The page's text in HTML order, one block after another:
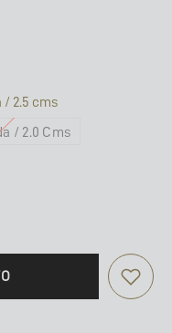
/ 2.5 cms
/ 2.0 Cms